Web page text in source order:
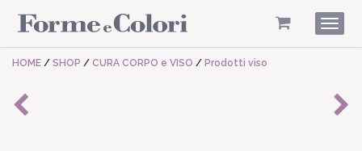
HOME / SHOP / CURA CORPO e VISO / Prodotti viso